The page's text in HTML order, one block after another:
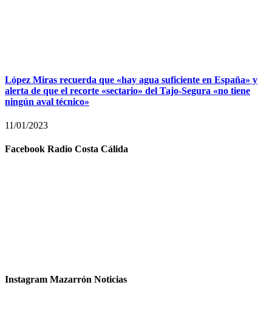
López Miras recuerda que «hay agua suficiente en España» y
alerta de que el recorte «sectario» del Tajo-Segura «no tiene
ningún aval técnico»
11/01/2023
Facebook Radio Costa Cálida
Instagram Mazarrón Noticias